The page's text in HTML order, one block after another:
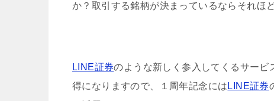
か？取引する銘柄が決まっているならそれほ
LINE証券のような新しく参入してくるサー
得になりますので、１周年記念には LINE証券